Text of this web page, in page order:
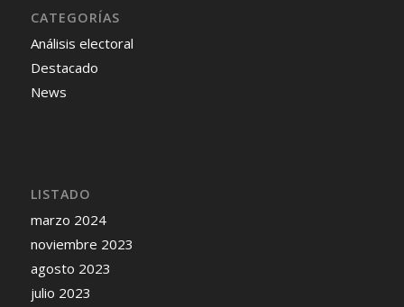
CATEGORÍAS
Análisis electoral
Destacado
News
LISTADO
marzo 2024
noviembre 2023
agosto 2023
julio 2023